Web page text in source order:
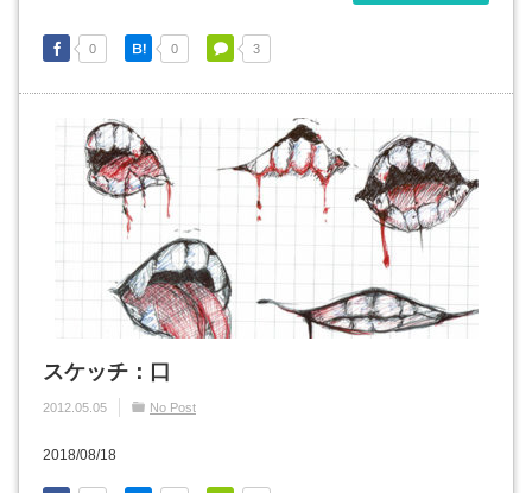
0 0 3
スケッチ：口
2012.05.05 No Post
2018/08/18